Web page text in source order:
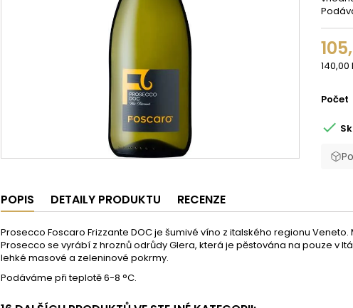
140,00
Počet

POPIS DETAILY PRODUKTU RECENZE
Prosecco Foscaro Frizzante DOC je šumivé víno z italského regionu
Prosecco se vyrábí z hroznů odrůdy Glera, která je pěstována na pouze v
lehké masové a zeleninové pokrmy.
Podáváme při teplotě 6-8 °C.